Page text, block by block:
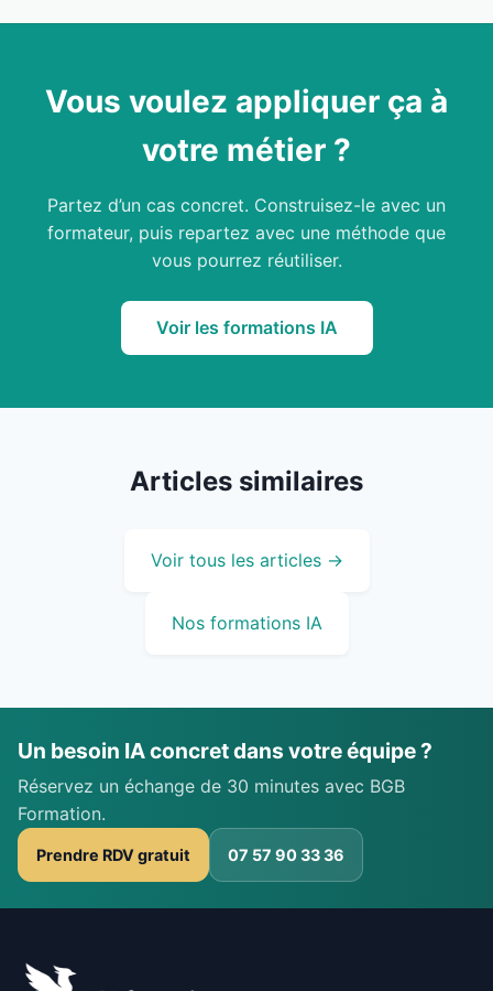
Vous voulez appliquer ça à
votre métier ?
Partez d’un cas concret. Construisez-le avec un
formateur, puis repartez avec une méthode que
vous pourrez réutiliser.
Voir les formations IA
Articles similaires
Voir tous les articles →
Nos formations IA
Un besoin IA concret dans votre équipe ?
Réservez un échange de 30 minutes avec BGB
Formation.
Prendre RDV gratuit 07 57 90 33 36